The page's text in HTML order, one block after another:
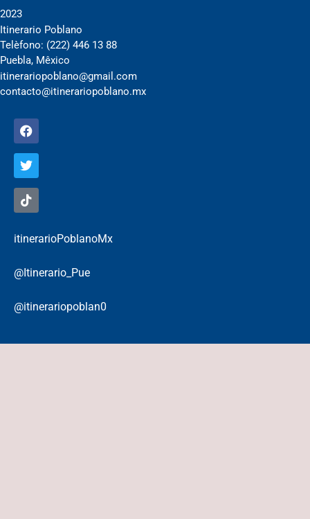
2023
Itinerario Poblano
Telèfono: (222) 446 13 88
Puebla, Mêxico
itinerariopoblano@gmail.com
contacto@itinerariopoblano.mx
itinerarioPoblanoMx
@Itinerario_Pue
@itinerariopoblan0